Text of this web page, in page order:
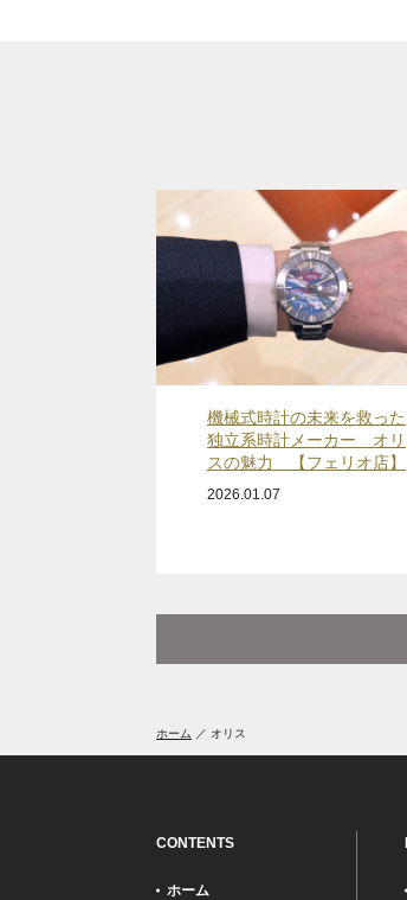
機械式時計の未来を救った
独立系時計メーカー オリ
スの魅力 【フェリオ店】
2026.01.07
ホーム オリス
CONTENTS
ホーム